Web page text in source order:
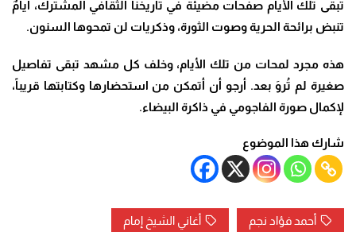
تبقى تلك الأيام صفحات مضيئة في تاريخنا الثقافي المشترك، أيامٌ
تنبض برائحة الحرية وصوت الثورة، وذكريات لن تمحوها السنون.
هذه مجرد لمحات من تلك الأيام، وخلف كل مشهد تبقى تفاصيل
صغيرة لم تُروَ بعد. أرجو أن أتمكن من استحضارها وكتابتها قريباً،
لإكمال صورة الفاجومي في ذاكرة البيضاء.
شارك هذا الموضوع
أحمد فؤاد نجم أغاني الشيخ إمام